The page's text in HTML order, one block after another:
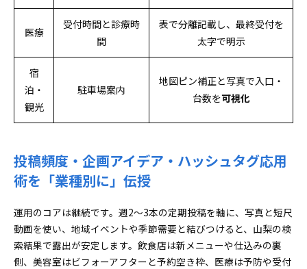
医療
受付時間と診療時
間
表で分離記載し、最終受付を
太字で明示
宿
泊・
観光
駐車場案内
地図ピン補正と写真で入口・
台数を可視化
投稿頻度・企画アイデア・ハッシュタグ応用
術を「業種別に」伝授
運用のコアは継続です。週2〜3本の定期投稿を軸に、写真と短尺
動画を使い、地域イベントや季節需要と結びつけると、山梨の検
索結果で露出が安定します。飲食店は新メニューや仕込みの裏
側、美容室はビフォーアフターと予約空き枠、医療は予防や受付